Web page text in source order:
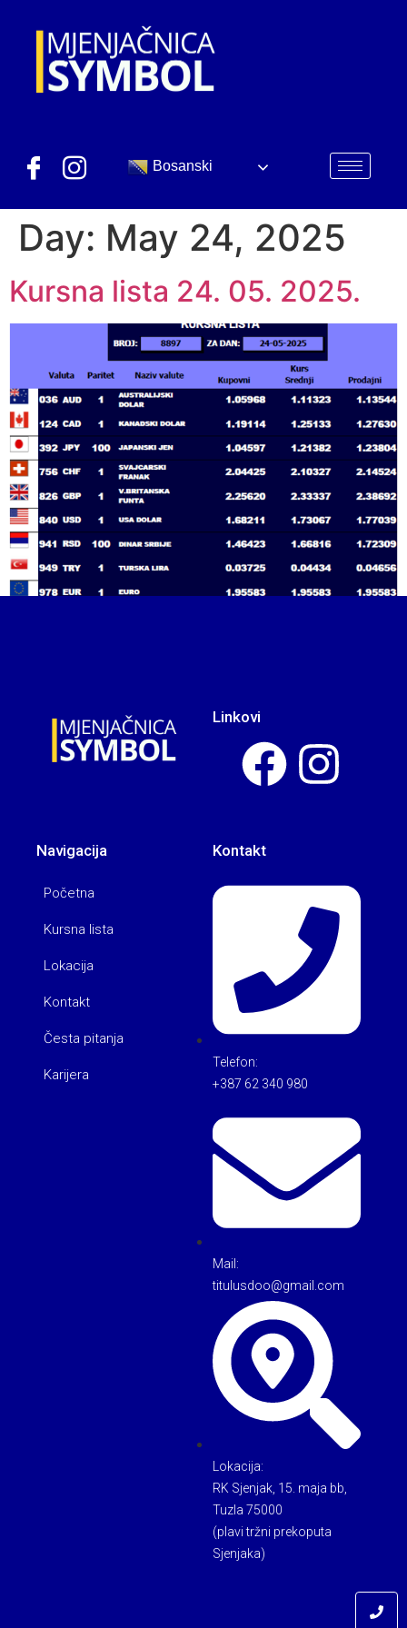
Bosanski
Day: May 24, 2025
Kursna lista 24. 05. 2025.
Linkovi
Navigacija
Početna
Kursna lista
Lokacija
Kontakt
Česta pitanja
Karijera
Kontakt
Telefon:
+387 62 340 980
Mail:
titulusdoo@gmail.com
Lokacija:
RK Sjenjak, 15. maja bb,
Tuzla 75000
(plavi tržni prekoputa
Sjenjaka)